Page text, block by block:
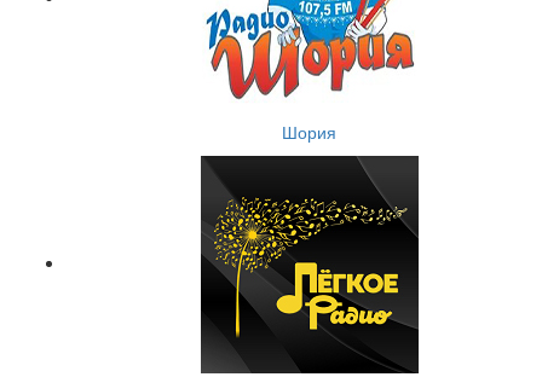
Шория